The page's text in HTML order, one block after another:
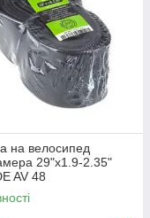
на велосипед
29"x1.9-2.35"
AV 48